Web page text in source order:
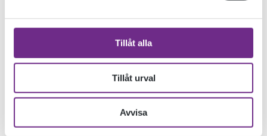
Tillåt alla
Tillåt urval
Avvisa